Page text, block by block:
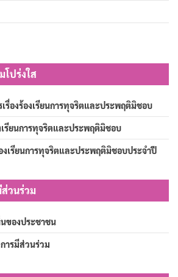
โปร่งใส
รื่องร้องเรียนการทุจริตและประพฤติมิชอบ
เรียนการทุจริตและประพฤติมิชอบ
งเรียนการทุจริตและประพฤติมิชอบประจำปี
ส่วนร่วม
ของประชาชน
ารมีส่วนร่วม